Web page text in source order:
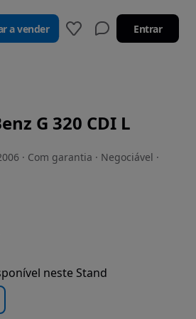
a vender Entrar
G 320 CDI L
· Com garantia · Negociável ·
neste Stand